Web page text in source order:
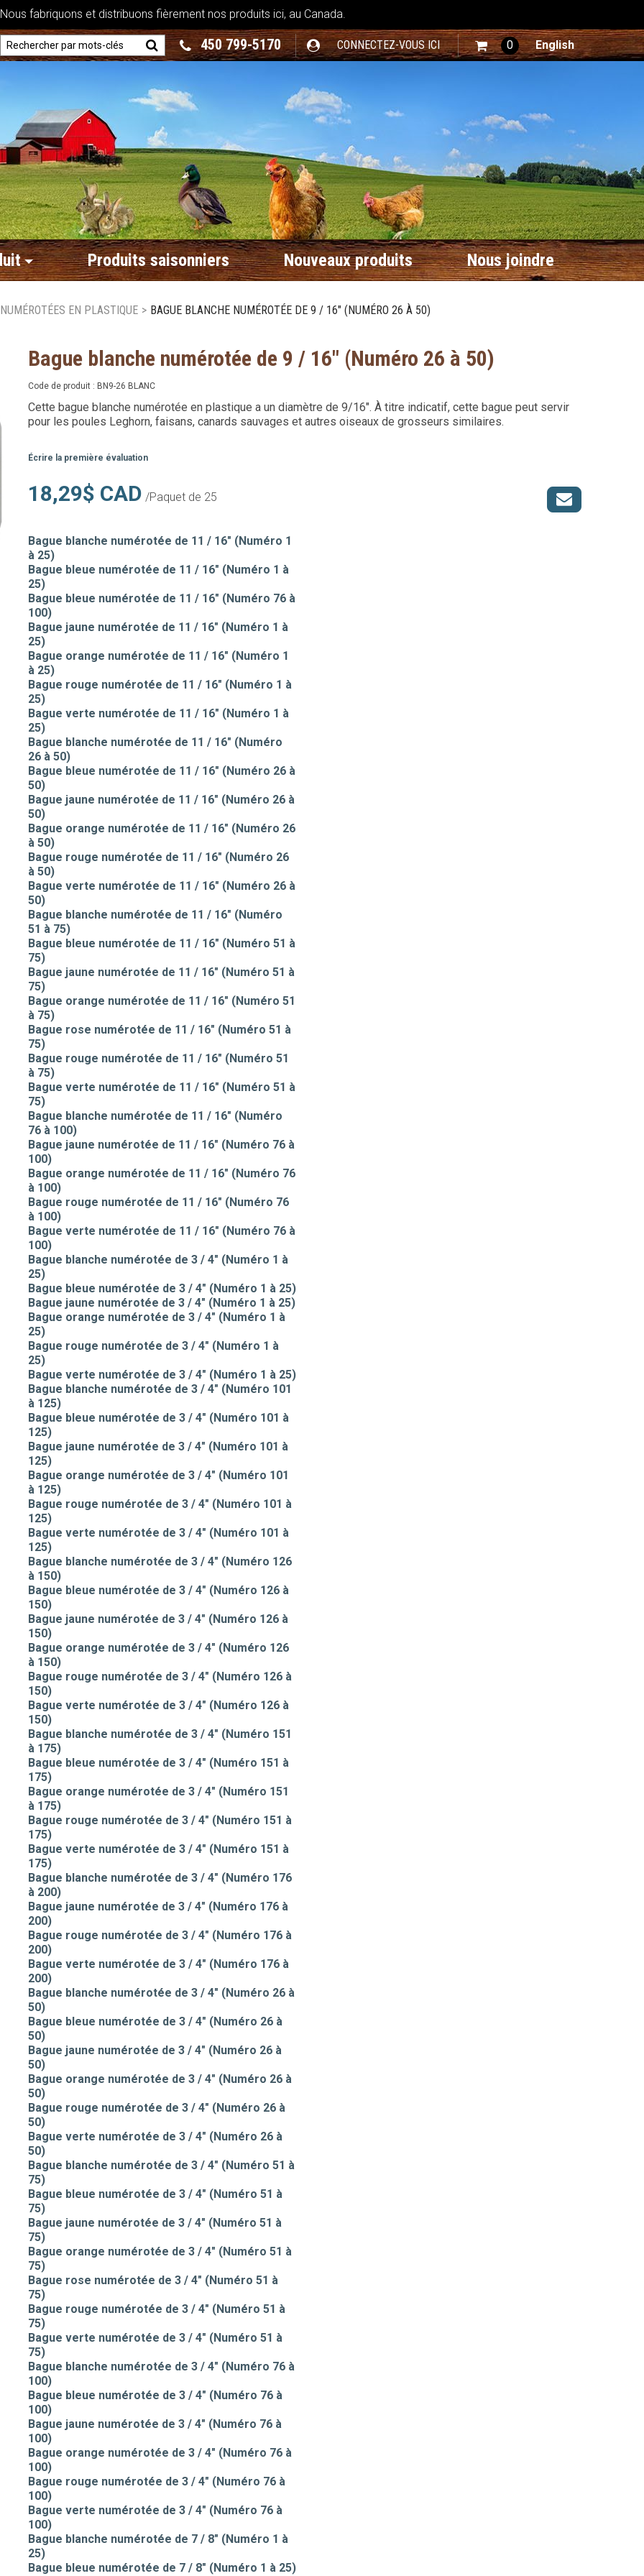
Nous fabriquons et distribuons fièrement nos produits ici, au Canada.
450 799-5170 CONNECTEZ-VOUS ICI 0 English
Produits saisonniers Nouveaux produits Nous joindre
EN PLASTIQUE > BAGUE BLANCHE NUMÉROTÉE DE 9 / 16" (NUMÉRO 26 À 50)
Bague blanche numérotée de 9 / 16" (Numéro 26 à 50)
Code de produit : BN9-26 BLANC
Cette bague blanche numérotée en plastique a un diamètre de 9/16". À titre indicatif, cette bague peut servir
pour les poules Leghorn, faisans, canards sauvages et autres oiseaux de grosseurs similaires.
Écrire la première évaluation
18,29$ CAD /Paquet de 25
Bague blanche numérotée de 11 / 16" (Numéro 1
à 25)
Bague bleue numérotée de 11 / 16" (Numéro 1 à
25)
Bague bleue numérotée de 11 / 16" (Numéro 76 à
100)
Bague jaune numérotée de 11 / 16" (Numéro 1 à
25)
Bague orange numérotée de 11 / 16" (Numéro 1
à 25)
Bague rouge numérotée de 11 / 16" (Numéro 1 à
25)
Bague verte numérotée de 11 / 16" (Numéro 1 à
25)
Bague blanche numérotée de 11 / 16" (Numéro
26 à 50)
Bague bleue numérotée de 11 / 16" (Numéro 26 à
50)
Bague jaune numérotée de 11 / 16" (Numéro 26 à
50)
Bague orange numérotée de 11 / 16" (Numéro 26
à 50)
Bague rouge numérotée de 11 / 16" (Numéro 26
à 50)
Bague verte numérotée de 11 / 16" (Numéro 26 à
50)
Bague blanche numérotée de 11 / 16" (Numéro
51 à 75)
Bague bleue numérotée de 11 / 16" (Numéro 51 à
75)
Bague jaune numérotée de 11 / 16" (Numéro 51 à
75)
Bague orange numérotée de 11 / 16" (Numéro 51
à 75)
Bague rose numérotée de 11 / 16" (Numéro 51 à
75)
Bague rouge numérotée de 11 / 16" (Numéro 51
à 75)
Bague verte numérotée de 11 / 16" (Numéro 51 à
75)
Bague blanche numérotée de 11 / 16" (Numéro
76 à 100)
Bague jaune numérotée de 11 / 16" (Numéro 76 à
100)
Bague orange numérotée de 11 / 16" (Numéro 76
à 100)
Bague rouge numérotée de 11 / 16" (Numéro 76
à 100)
Bague verte numérotée de 11 / 16" (Numéro 76 à
100)
Bague blanche numérotée de 3 / 4" (Numéro 1 à
25)
Bague bleue numérotée de 3 / 4" (Numéro 1 à 25)
Bague jaune numérotée de 3 / 4" (Numéro 1 à 25)
Bague orange numérotée de 3 / 4" (Numéro 1 à
25)
Bague rouge numérotée de 3 / 4" (Numéro 1 à
25)
Bague verte numérotée de 3 / 4" (Numéro 1 à 25)
Bague blanche numérotée de 3 / 4" (Numéro 101
à 125)
Bague bleue numérotée de 3 / 4" (Numéro 101 à
125)
Bague jaune numérotée de 3 / 4" (Numéro 101 à
125)
Bague orange numérotée de 3 / 4" (Numéro 101
à 125)
Bague rouge numérotée de 3 / 4" (Numéro 101 à
125)
Bague verte numérotée de 3 / 4" (Numéro 101 à
125)
Bague blanche numérotée de 3 / 4" (Numéro 126
à 150)
Bague bleue numérotée de 3 / 4" (Numéro 126 à
150)
Bague jaune numérotée de 3 / 4" (Numéro 126 à
150)
Bague orange numérotée de 3 / 4" (Numéro 126
à 150)
Bague rouge numérotée de 3 / 4" (Numéro 126 à
150)
Bague verte numérotée de 3 / 4" (Numéro 126 à
150)
Bague blanche numérotée de 3 / 4" (Numéro 151
à 175)
Bague bleue numérotée de 3 / 4" (Numéro 151 à
175)
Bague orange numérotée de 3 / 4" (Numéro 151
à 175)
Bague rouge numérotée de 3 / 4" (Numéro 151 à
175)
Bague verte numérotée de 3 / 4" (Numéro 151 à
175)
Bague blanche numérotée de 3 / 4" (Numéro 176
à 200)
Bague jaune numérotée de 3 / 4" (Numéro 176 à
200)
Bague rouge numérotée de 3 / 4" (Numéro 176 à
200)
Bague verte numérotée de 3 / 4" (Numéro 176 à
200)
Bague blanche numérotée de 3 / 4" (Numéro 26 à
50)
Bague bleue numérotée de 3 / 4" (Numéro 26 à
50)
Bague jaune numérotée de 3 / 4" (Numéro 26 à
50)
Bague orange numérotée de 3 / 4" (Numéro 26 à
50)
Bague rouge numérotée de 3 / 4" (Numéro 26 à
50)
Bague verte numérotée de 3 / 4" (Numéro 26 à
50)
Bague blanche numérotée de 3 / 4" (Numéro 51 à
75)
Bague bleue numérotée de 3 / 4" (Numéro 51 à
75)
Bague jaune numérotée de 3 / 4" (Numéro 51 à
75)
Bague orange numérotée de 3 / 4" (Numéro 51 à
75)
Bague rose numérotée de 3 / 4" (Numéro 51 à
75)
Bague rouge numérotée de 3 / 4" (Numéro 51 à
75)
Bague verte numérotée de 3 / 4" (Numéro 51 à
75)
Bague blanche numérotée de 3 / 4" (Numéro 76 à
100)
Bague bleue numérotée de 3 / 4" (Numéro 76 à
100)
Bague jaune numérotée de 3 / 4" (Numéro 76 à
100)
Bague orange numérotée de 3 / 4" (Numéro 76 à
100)
Bague rouge numérotée de 3 / 4" (Numéro 76 à
100)
Bague verte numérotée de 3 / 4" (Numéro 76 à
100)
Bague blanche numérotée de 7 / 8" (Numéro 1 à
25)
Bague bleue numérotée de 7 / 8" (Numéro 1 à 25)